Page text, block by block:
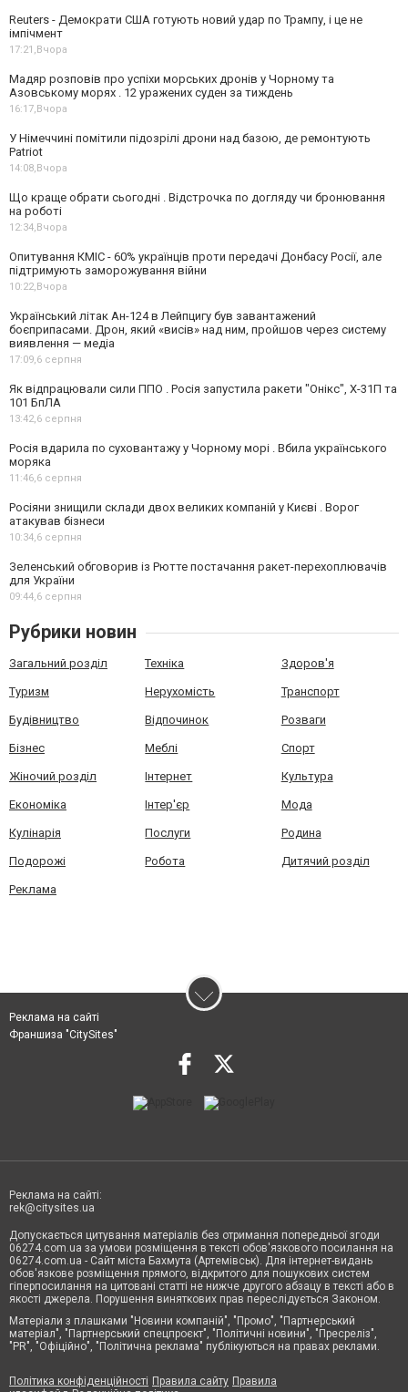
Reuters - Демократи США готують новий удар по Трампу, і це не
імпічмент
17:21,Вчора
Мадяр розповів про успіхи морських дронів у Чорному та
Азовському морях . 12 уражених суден за тиждень
16:17,Вчора
У Німеччині помітили підозрілі дрони над базою, де ремонтують
Patriot
14:08,Вчора
Що краще обрати сьогодні . Відстрочка по догляду чи бронювання
на роботі
12:34,Вчора
Опитування КМІС - 60% українців проти передачі Донбасу Росії, але
підтримують заморожування війни
10:22,Вчора
Український літак Ан-124 в Лейпцигу був завантажений
боєприпасами. Дрон, який «висів» над ним, пройшов через систему
виявлення — медіа
17:09,6 серпня
Як відпрацювали сили ППО . Росія запустила ракети "Онікс", Х-31П та
101 БпЛА
13:42,6 серпня
Росія вдарила по суховантажу у Чорному морі . Вбила українського
моряка
11:46,6 серпня
Росіяни знищили склади двох великих компаній у Києві . Ворог
атакував бізнеси
10:34,6 серпня
Зеленський обговорив із Рютте постачання ракет-перехоплювачів
для України
09:44,6 серпня
Рубрики новин
Загальний розділ Техніка Здоров'я
Туризм Нерухомість Транспорт
Будівництво Відпочинок Розваги
Бізнес Меблі Спорт
Жіночий розділ Інтернет Культура
Економіка Інтер'єр Мода
Кулінарія Послуги Родина
Подорожі Робота Дитячий розділ
Реклама
Реклама на сайті
Франшиза "CitySites"
Реклама на сайті:
rek@citysites.ua
Допускається цитування матеріалів без отримання попередньої згоди
06274.com.ua за умови розміщення в тексті обов'язкового посилання на
06274.com.ua - Сайт міста Бахмута (Артемівськ). Для інтернет-видань
обов'язкове розміщення прямого, відкритого для пошукових систем
гіперпосилання на цитовані статті не нижче другого абзацу в тексті або в
якості джерела. Порушення виняткових прав переслідується Законом.
Матеріали з плашками "Новини компаній", "Промо", "Партнерський
матеріал", "Партнерський спецпроєкт", "Політичні новини", "Пресреліз",
"PR", "Офіційно", "Політична реклама" публікуються на правах реклами.
Політика конфіденційності Правила сайту Правила